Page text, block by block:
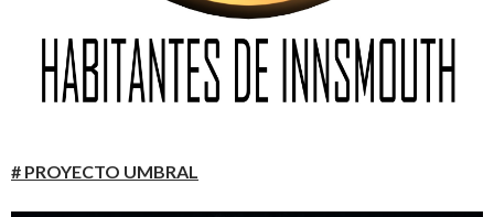
# PROYECTO UMBRAL